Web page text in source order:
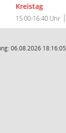
Kreistag
15:00-16:40 Uhr
06.08.2026 18:16:05